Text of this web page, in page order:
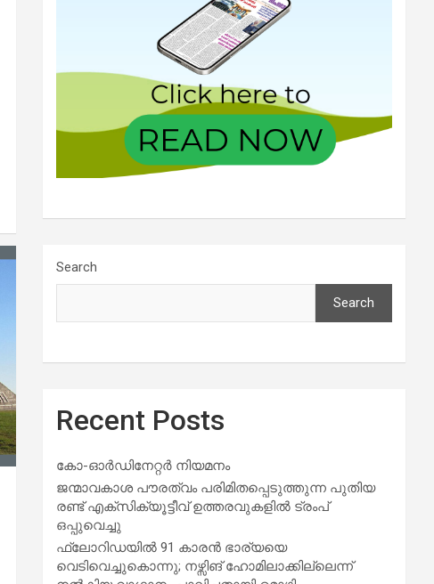
Search
Search
Recent Posts
കോ-ഓർഡിനേറ്റർ നിയമനം
ജന്മാവകാശ പൗരത്വം പരിമിതപ്പെടുത്തുന്ന പുതിയ
രണ്ട് എക്സിക്യൂട്ടീവ് ഉത്തരവുകളിൽ ട്രംപ്
ഒപ്പുവെച്ചു
ഫ്ലോറിഡയിൽ 91 കാരൻ ഭാര്യയെ
വെടിവെച്ചുകൊന്നു; നഴ്സിങ് ഹോമിലാക്കില്ലെന്ന്